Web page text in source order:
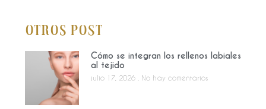
Otros Post
Cómo se integran los rellenos labiales
al tejido
julio 17, 2026 No hay comentarios